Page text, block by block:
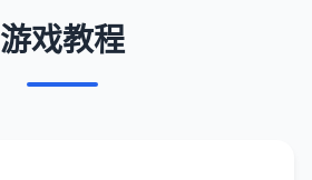
游戏教程